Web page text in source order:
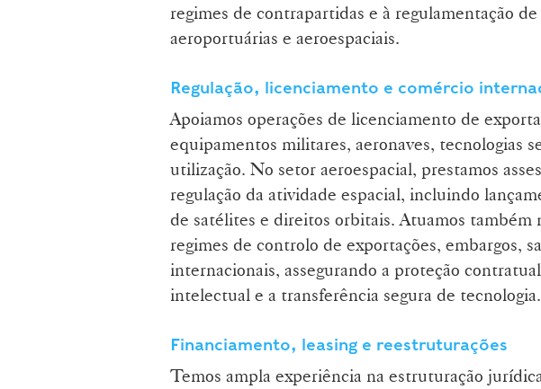
regimes de contrapartidas e à regulamentação
aeroportuárias e aeroespaciais.
Regulação, licenciamento e comércio
Apoiamos operações de licenciamento de
equipamentos militares, aeronaves, tecnologias
utilização. No setor aeroespacial, prestamos
regulação da atividade espacial, incluindo
de satélites e direitos orbitais. Atuamos também
regimes de controlo de exportações, embargos,
internacionais, assegurando a proteção
intelectual e a transferência segura de tecnologia.
Financiamento, leasing e reestruturações
Temos ampla experiência na estruturação